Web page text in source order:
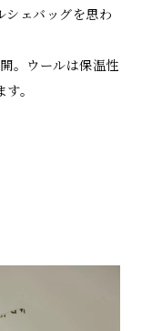
シェバッグを思わ
。ウールは保温性
。